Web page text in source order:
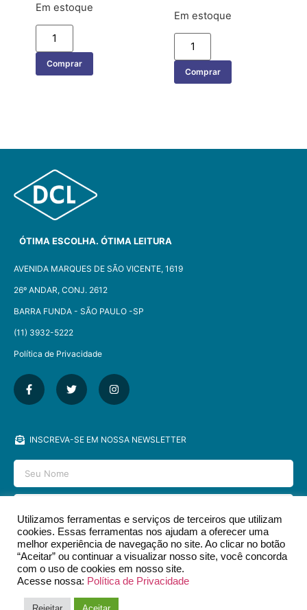
Em estoque
Comprar
Em estoque
Comprar
ÓTIMA ESCOLHA. ÓTIMA LEITURA
AVENIDA MARQUES DE SÃO VICENTE, 1619
26º ANDAR, CONJ. 2612
BARRA FUNDA - SÃO PAULO -SP​
(11) 3932-5222
Política de Privacidade
INSCREVA-SE EM NOSSA NEWSLETTER
ENVIAR
Utilizamos ferramentas e serviços de terceiros que utilizam
cookies. Essas ferramentas nos ajudam a oferecer uma
melhor experiência de navegação no site. Ao clicar no botão
“Aceitar” ou continuar a visualizar nosso site, você concorda
com o uso de cookies em nosso site.
Acesse nossa: Política de Privacidade